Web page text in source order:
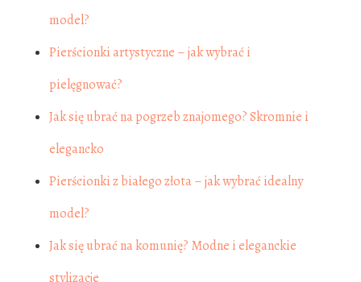
model?
Pierścionki artystyczne – jak wybrać i
pielęgnować?
Jak się ubrać na pogrzeb znajomego? Skromnie i
elegancko
Pierścionki z białego złota – jak wybrać idealny
model?
Jak się ubrać na komunię? Modne i eleganckie
stylizacje